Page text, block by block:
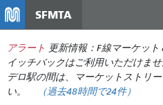
SFMTA
アラート 更新情報：F線マーケッ
イッチバックはご利用いただけま
デロ駅の間は、マーケットストリ
い。
（過去48時間で24件）